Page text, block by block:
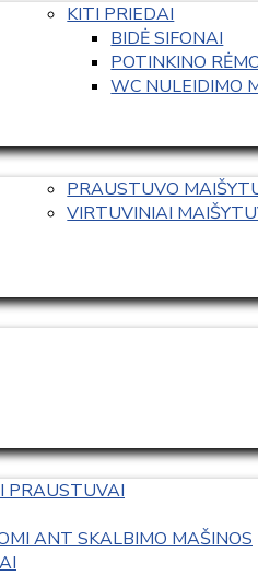
KITI PRIEDAI
BIDĖ SIFONAI
POTINKINO
WC NULEIDIMO
PRAUSTUVO
VIRTUVINIAI
PRAUSTUVAI
ANT SKALBIMO MAŠINOS